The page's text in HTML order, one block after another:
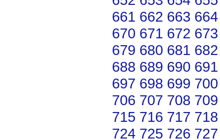
661 662 663 664
670 671 672 673
679 680 681 682
688 689 690 691
697 698 699 700
706 707 708 709
715 716 717 718
724 725 726 727